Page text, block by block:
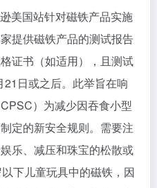
美国站针对磁铁产品实施
提供磁铁产品的测试报告
证书（如适用），且测试
日或之后。此举旨在响
）为减少因吞食小型
定的新安全规则。需要注
乐、减压和珠宝的松散或
下儿童玩具中的磁铁，因